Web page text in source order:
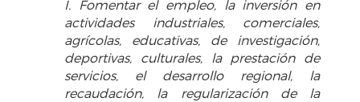
I. Fomentar el empleo, la inversión en
actividades industriales, comerciales,
agrícolas, educativas, de investigación,
deportivas, culturales, la prestación de
servicios, el desarrollo regional, la
recaudación, la regularización de la